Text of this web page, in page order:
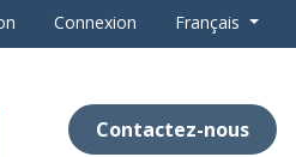
Connexion Français
Contactez-nous